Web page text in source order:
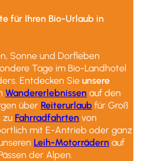
für Ihren Bio-Urlaub in
Sonne und Dorfleben
Tage im Bio-Landhotel
Entdecken Sie unsere
Wandererlebnissen auf den
über Reiterurlaub für Groß
zu Fahrradfahrten von
mit E-Antrieb oder ganz
Leih-Motorrädern auf
der Alpen.